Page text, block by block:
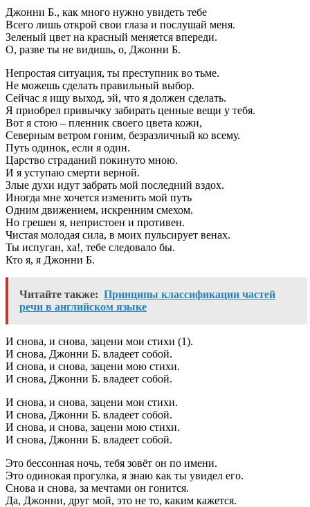
Джонни Б., как много нужно увидеть тебе
Всего лишь открой свои глаза и послушай меня.
Зеленый цвет на красный меняется впереди.
О, разве ты не видишь, о, Джонни Б.
Непростая ситуация, ты преступник во тьме.
Не можешь сделать правильный выбор.
Сейчас я ищу выход, эй, что я должен сделать.
Я приобрел привычку забирать ценные вещи у тебя.
Вот я стою – пленник своего цвета кожи,
Северным ветром гоним, безразличный ко всему.
Путь одинок, если я один.
Царство страданий покинуто мною.
И я уступаю смерти верной.
Злые духи идут забрать мой последний вздох.
Иногда мне хочется изменить мой путь
Одним движением, искренним смехом.
Но грешен я, непристоен и противен.
Чистая молодая сила, в моих пульсирует венах.
Ты испуган, ха!, тебе следовало бы.
Кто я, я Джонни Б.
Читайте также: Принципы классификации частей
речи в английском языке
И снова, и снова, зацени мои стихи (1).
И снова, Джонни Б. владеет собой.
И снова, и снова, зацени мою стихи.
И снова, Джонни Б. владеет собой.
И снова, и снова, зацени мои стихи.
И снова, Джонни Б. владеет собой.
И снова, и снова, зацени мою стихи.
И снова, Джонни Б. владеет собой.
Это бессонная ночь, тебя зовёт он по имени.
Это одинокая прогулка, я знаю как ты увидел его.
Снова и снова, за мечтами он гонится.
Да, Джонни, друг мой, это не то, каким кажется.